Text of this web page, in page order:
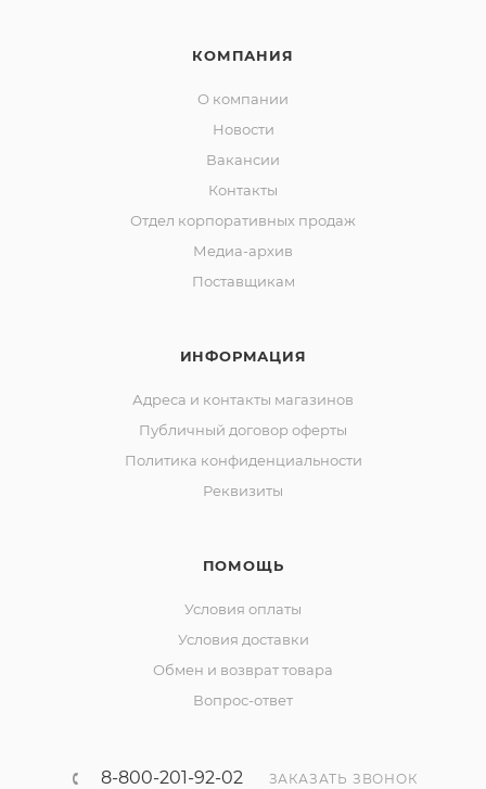
КОМПАНИЯ
О компании
Новости
Вакансии
Контакты
Отдел корпоративных продаж
Медиа-архив
Поставщикам
ИНФОРМАЦИЯ
Адреса и контакты магазинов
Публичный договор оферты
Политика конфиденциальности
Реквизиты
ПОМОЩЬ
Условия оплаты
Условия доставки
Обмен и возврат товара
Вопрос-ответ
8-800-201-92-02 ЗАКАЗАТЬ ЗВОНОК